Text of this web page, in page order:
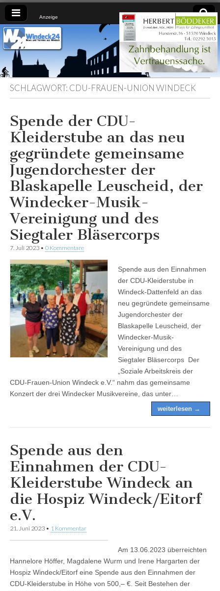
Anzeige
Windeck24
Nachrichten
aus dem
Ländchen
für das
Ländchen
SCHLAGWORT: CDU-FRAUEN-UNION WINDECK
Spende der CDU-
Kleiderstube an das neu
gegründete gemeinsame
Jugendorchester der
Blaskapelle Leuscheid, der
Windecker-Musik-
Vereinigung und des
Siegtaler Bläsercorps
7. Juli 2023 • 0 Kommentare
Spende aus den Einnahmen
der CDU-Kleiderstube in
Windeck-Dattenfeld an das
neu gegründete gemeinsame
Jugendorchester der
Blaskapelle Leuscheid, der
Windecker-Musik-
Vereinigung und des
Siegtaler Bläsercorps Der
„Soziale Arbeitskreis der
CDU-Frauen-Union Windeck e.V.“ nahm das gemeinsame
Konzert der drei Windecker Musikvereine, das unter…
weiterlesen →
Spende aus den
Einnahmen der CDU-
Kleiderstube Windeck an
die Hospiz Windeck/Eitorf
e.V.
21. Juni 2023 • 1 Kommentar
Am 13.06.2023 überreichten
Hannelore Höffer, Magdalene Wurm und Irene Hargarten der
Hospiz Windeck/Eitorf eine Spende aus den Einnahmen der
CDU-Kleiderstube in Höhe von 500,– €. Seit Bestehen der